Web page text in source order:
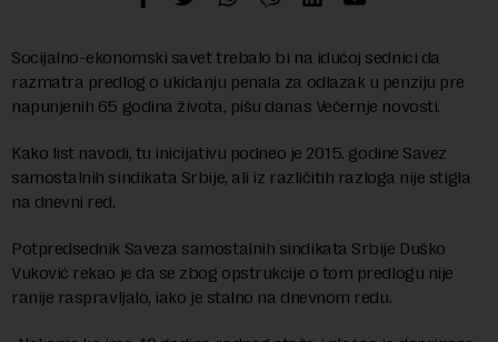
Socijalno-ekonomski savet trebalo bi na idućoj sednici da
razmatra predlog o ukidanju penala za odlazak u penziju pre
napunjenih 65 godina života, pišu danas Večernje novosti.
Kako list navodi, tu inicijativu podneo je 2015. godine Savez
samostalnih sindikata Srbije, ali iz različitih razloga nije stigla
na dnevni red.
Potpredsednik Saveza samostalnih sindikata Srbije Duško
Vuković rekao je da se zbog opstrukcije o tom predlogu nije
ranije raspravljalo, iako je stalno na dnevnom redu.